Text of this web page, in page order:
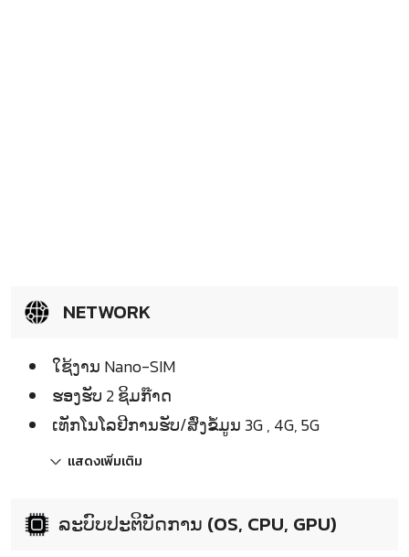
NETWORK
ໃຊ້ງານ Nano-SIM
ຮອງຮັບ 2 ຊິມກ໊າດ
ເທັກໂນໂລຢີການຮັບ/ສົ່ງຂໍ້ມູນ 3G , 4G, 5G
แสดงเพิ่มเติม
ລະບົບປະຕິບັດການ (OS, CPU, GPU)